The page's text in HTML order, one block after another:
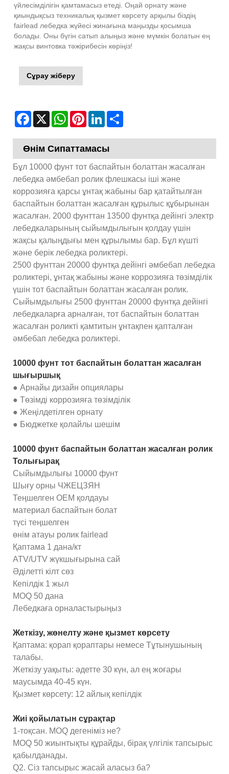
үйлесімділігін қамтамасыз етеді. Оңай орнату және
қиындықсыз техникалық қызмет көрсету арқылы біздің
fairlead лебедка жүйесі жинағына маңызды қосымша
болады. Оны бүгін сатып алыңыз және мүмкін болатын ең
жақсы винтовка тәжірибесін көріңіз!
Сұрау жіберу
Facebook
X WhatsAppPinterestLinkedIn
Өнім Сипаттамасы
Бұл 10000 фунт тот баспайтын болаттан жасалған
лебедка әмбебап ролик флешкасы іші және
коррозияға қарсы ұнтақ жабыны бар қатайтылған
баспайтын болаттан жасалған құрылыс құбырынан
жасалған. 2000 фунттан 13500 фунтқа дейінгі электр
лебедкаларының сыйымдылығын қолдау үшін
жақсы қалыңдығы мен құрылымы бар. Бұл күшті
және берік лебедка роликтері.
2500 фунттан 20000 фунтқа дейінгі әмбебап лебедка
роликтері, ұнтақ жабыны және коррозияға төзімділік
үшін тот баспайтын болаттан жасалған ролик.
Сыйымдылығы 2500 фунттан 20000 фунтқа дейінгі
лебедкаларға арналған, тот баспайтын болаттан
жасалған роликті қамтитын ұнтақпен қапталған
әмбебап лебедка роликтері.
10000 фунт тот баспайтын болаттан жасалған
шығыршық
● Арнайы дизайн опциялары
● Төзімді коррозияға төзімділік
● Жеңілдетілген орнату
● Бюджетке қолайлы шешім
10000 фунт баспайтын болаттан жасалған ролик
Толығырақ
Сыйымдылығы 10000 фунт
Шығу орны ЧЖЕЦЗЯН
Теңшелген OEM қолдауы
материал баспайтын болат
түсі теңшелген
өнім атауы ролик fairlead
Қаптама 1 дана/кт
ATV/UTV жүкшығырына сай
Әділетті кілт сөз
Кепілдік 1 жыл
MOQ 50 дана
Лебедкаға орналастырыңыз
Жеткізу, жөнелту және қызмет көрсету
Қаптама: қорап қораптары немесе Тұтынушының
талабы.
Жеткізу уақыты: әдетте 30 күн, ал ең жоғары
маусымда 40-45 күн.
Қызмет көрсету: 12 айлық кепілдік
Жиі қойылатын сұрақтар
1-тоқсан. MOQ дегеніміз не?
MOQ 50 жиынтықты құрайды, бірақ үлгілік тапсырыс
қабылданады.
Q2. Сіз тапсырыс жасай аласыз ба?